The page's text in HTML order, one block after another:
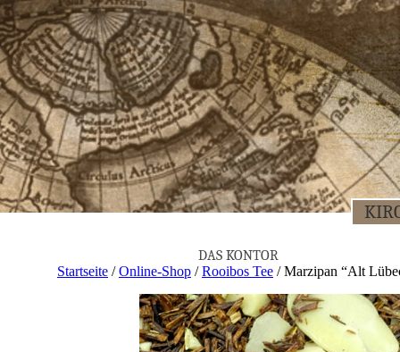
DAS KON­TOR
Startseite /Online-Shop /Rooibos Tee / Mar­zi­pan “Alt